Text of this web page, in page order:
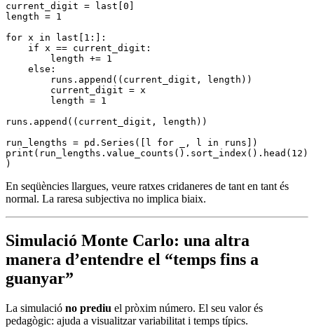
current_digit = last [0 ]
length = 1
for x in last [ 1 :]:
    if
x == current_digit :
        length
+= 1
    else
:
        runs
. append ((current_digit, length))
        current_digit
= x
        length
= 1
runs . append ((current_digit, length))
run_lengths = pd . Series ([l for _, l in runs])
print (run_lengths. value_counts (). sort_index (). head ( 12 )
)
En seqüències llargues, veure ratxes cridaneres de tant en tant és
normal. La raresa subjectiva no implica biaix.
Simulació Monte Carlo: una altra
manera d’entendre el “temps fins a
guanyar”
La simulació no prediu el pròxim número. El seu valor és
pedagògic: ajuda a visualitzar variabilitat i temps típics.